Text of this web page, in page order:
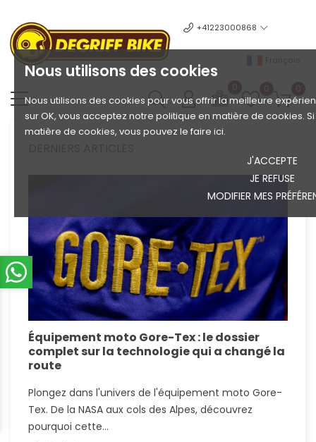
Nous utilisons des cookies
Nous utilisons des cookies pour vous offrir la meilleure
sur OK, vous acceptez notre politique en matière de cookies.
matière de cookies, vous pouvez le faire ici.
J'ACCEPTE
JE REFUSE
MODIFIER MES
+41223000868
Équipement moto Gore-Tex : le dossier
complet sur la technologie qui a changé la
route
Plongez dans l'univers de l'équipement moto Gore-
Tex. De la NASA aux cols des Alpes, découvrez
pourquoi cette...